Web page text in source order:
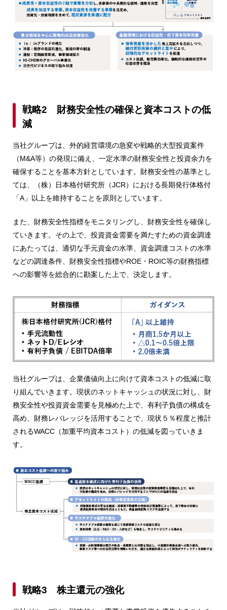
戦略2 財務安全性の確保と資本コストの低
減
当社グループは、外的経営環境の急変や戦略的大型投資案件
（M&A等）の発現に備え、一定水準の財務安全性と投資余力を
確保することを基本方針としています。財務安全性の基準とし
ては、（株）日本格付研究所（JCR）における長期発行体格付
「A」以上を維持することを原則としています。
また、財務安全性指標をモニタリングし、財務安全性を確保し
ていきます。その上で、投資資金需要を満たすための資金調達
にあたっては、適切な手元資金の水準、資金調達コストの水準
などの調達条件、財務安全性指標やROE・ROIC等の財務指標
への影響等を総合的に勘案した上で、決定します。
当社グループは、企業価値向上に向けて資本コストの低減に取
り組んでいきます。現状のネットキャッシュの状況に対し、財
務安全性や投資資金需要を見極めた上で、有利子負債の構成を
高め、財務レバレッジを活用することで、現状５％程度と推計
されるWACC（加重平均資本コスト）の低減を図っていきま
す。
戦略3 株主還元の強化